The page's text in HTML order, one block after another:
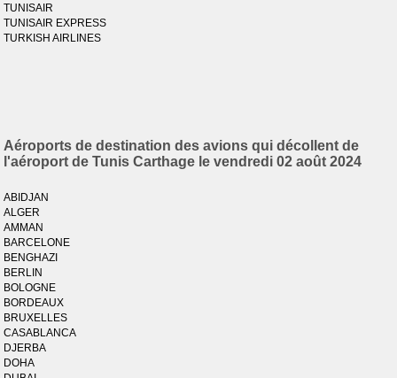
TUNISAIR
TUNISAIR EXPRESS
TURKISH AIRLINES
Aéroports de destination des avions qui décollent de
l'aéroport de Tunis Carthage le vendredi 02 août 2024
ABIDJAN
ALGER
AMMAN
BARCELONE
BENGHAZI
BERLIN
BOLOGNE
BORDEAUX
BRUXELLES
CASABLANCA
DJERBA
DOHA